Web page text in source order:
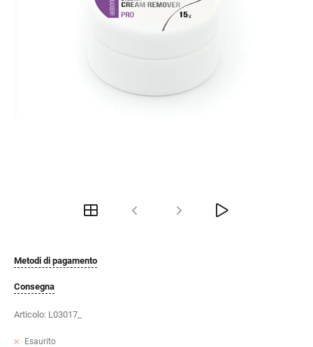
Metodi di pagamento
Consegna
Articolo: L03017_
Esaurito